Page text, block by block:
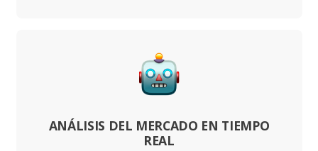
ANÁLISIS DEL MERCADO EN TIEMPO
REAL